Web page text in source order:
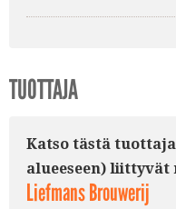
TUOTTAJA
Katso tästä
alueeseen)
Liefmans Brouwerij